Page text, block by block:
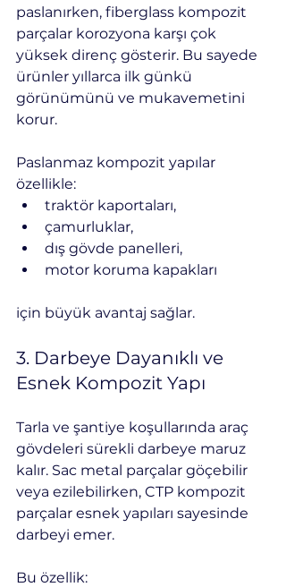
paslanırken, fiberglass kompozit
parçalar korozyona karşı çok
yüksek direnç gösterir. Bu sayede
ürünler yıllarca ilk günkü
görünümünü ve mukavemetini
korur.
Paslanmaz kompozit yapılar
özellikle:
traktör kaportaları,
çamurluklar,
dış gövde panelleri,
motor koruma kapakları
için büyük avantaj sağlar.
3. Darbeye Dayanıklı ve
Esnek Kompozit Yapı
Tarla ve şantiye koşullarında araç
gövdeleri sürekli darbeye maruz
kalır. Sac metal parçalar göçebilir
veya ezilebilirken, CTP kompozit
parçalar esnek yapıları sayesinde
darbeyi emer.
Bu özellik: